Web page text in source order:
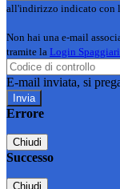
all'indirizzo indicato con
Non hai una e-mail
tramite la Login Spaggiari
E-mail inviata, si
Errore
Chiudi
Successo
Chiudi